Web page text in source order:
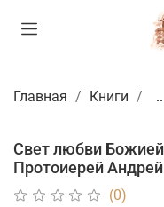
Главная Книги
Свет любви
Протоиерей
(0)